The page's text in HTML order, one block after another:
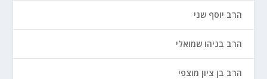
הרב יוסף שני
הרב בניהו שמואלי
הרב בן ציון מוצפי